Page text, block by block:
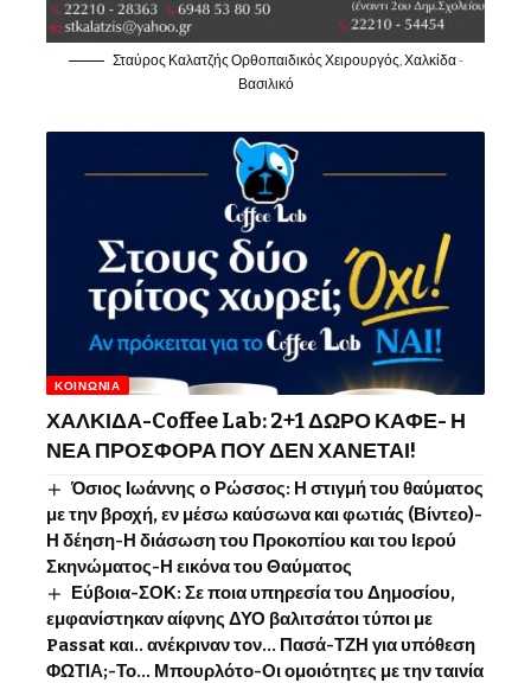
Σταύρος Καλατζής Ορθοπαιδικός Χειρουργός, Χαλκίδα -
Βασιλικό
ΚΟΙΝΩΝΊΑ
ΧΑΛΚΙΔΑ-Coffee Lab: 2+1 ΔΩΡΟ ΚΑΦΕ- Η
ΝΕΑ ΠΡΟΣΦΟΡΑ ΠΟΥ ΔΕΝ ΧΑΝΕΤΑΙ!
Όσιος Ιωάννης o Ρώσσος: Η στιγμή του θαύματος
με την βροχή, εν μέσω καύσωνα και φωτιάς (Βίντεο)-
Η δέηση-Η διάσωση του Προκοπίου και του Ιερού
Σκηνώματος-Η εικόνα του Θαύματος
Εύβοια-ΣΟΚ: Σε ποια υπηρεσία του Δημοσίου,
εμφανίστηκαν αίφνης ΔΥΟ βαλιτσάτοι τύποι με
Passat και.. ανέκριναν τον… Πασά-ΤΖΗ για υπόθεση
ΦΩΤΙΑ;-Το… Μπουρλότο-Οι ομοιότητες με την ταινία